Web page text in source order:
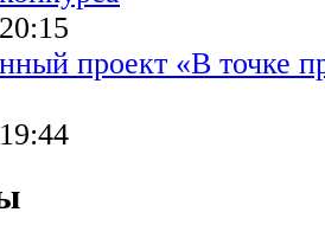
проект «В точке